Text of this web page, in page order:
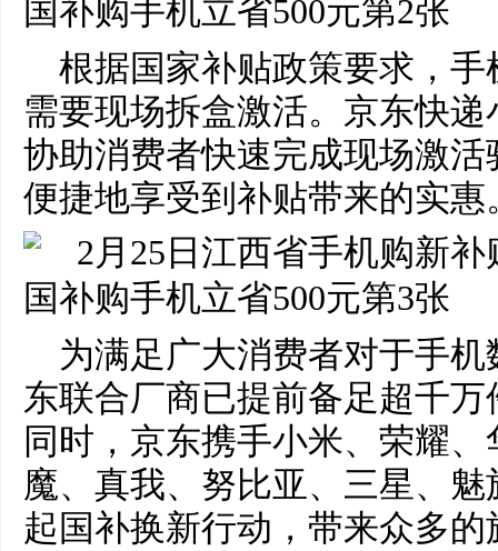
根据国家补贴政策要求，
需要现场拆盒激活。京东快
协助消费者快速完成现场激
便捷地享受到补贴带来的实惠
为满足广大消费者对于手
东联合厂商已提前备足超千
同时，京东携手小米、荣耀
魔、真我、努比亚、三星、
起国补换新行动，带来众多